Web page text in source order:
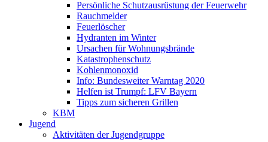
Persönliche Schutzausrüstung der Feuerwehr
Rauchmelder
Feuerlöscher
Hydranten im Winter
Ursachen für Wohnungsbrände
Katastrophenschutz
Kohlenmonoxid
Info: Bundesweiter Warntag 2020
Helfen ist Trumpf: LFV Bayern
Tipps zum sicheren Grillen
KBM
Jugend
Aktivitäten der Jugendgruppe